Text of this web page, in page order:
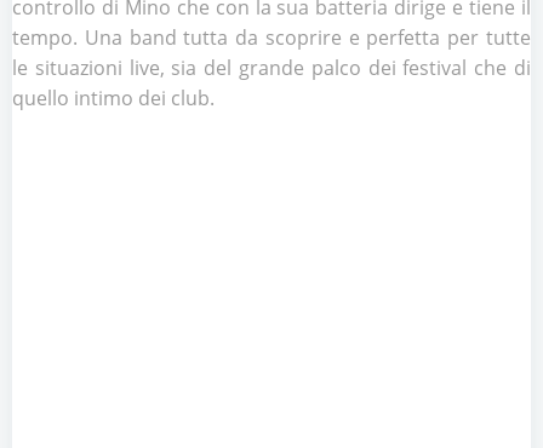
controllo di Mino che con la sua batteria dirige e tiene il
tempo. Una band tutta da scoprire e perfetta per tutte
le situazioni live, sia del grande palco dei festival che di
quello intimo dei club.